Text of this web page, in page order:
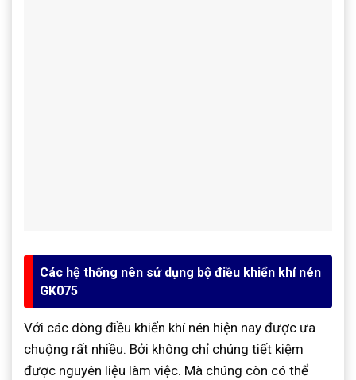
Các hệ thống nên sử dụng bộ điều khiển khí nén
GK075
Với các dòng điều khiển khí nén hiện nay được ưa
chuộng rất nhiều. Bởi không chỉ chúng tiết kiệm
được nguyên liệu làm việc. Mà chúng còn có thể